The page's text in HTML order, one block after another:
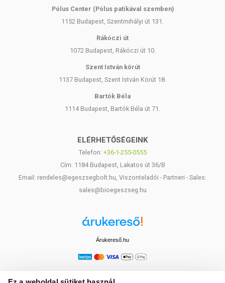
Pólus Center (Pólus patikával szemben)
1152 Budapest, Szentmihályi út 131.
Rákóczi út
1072 Budapest, Rákóczi út 10.
Szent István körút
1137 Budapest, Szent István Körút 18.
Bartók Béla
1114 Budapest, Bartók Béla út 71.
ELÉRHETŐSÉGEINK
Telefon: +36-1-255-0555
Cím: 1184 Budapest, Lakatos út 36/B
Email: rendeles@egeszsegbolt.hu, Viszonteladói - Partneri - Sales:
sales@bioegeszseg.hu
Árukereső.hu